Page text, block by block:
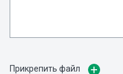
Прикрепить файл